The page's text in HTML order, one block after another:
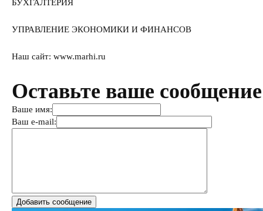
БУХГАЛТЕРИЯ
УПРАВЛЕНИЕ ЭКОНОМИКИ И ФИНАНСОВ
Наш сайт: www.marhi.ru
Оставьте ваше
Ваше имя:
Ваш e-mail: